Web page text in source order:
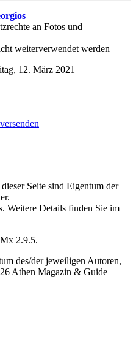
an Fotos und
weiterverwendet werden
12. März 2021
Seite sind Eigentum der
Weitere Details finden Sie im
2.9.5.
des/der jeweiligen Autoren,
Athen Magazin & Guide